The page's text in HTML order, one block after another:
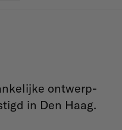
ontwerp-
in Den Haag.